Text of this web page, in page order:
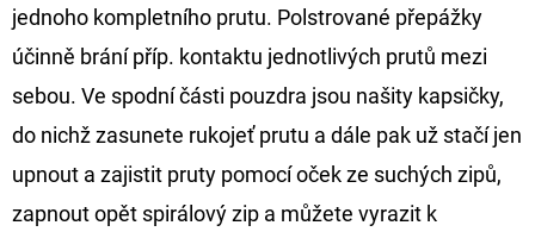
jednoho kompletního prutu. Polstrované přepážky
účinně brání příp. kontaktu jednotlivých prutů mezi
sebou. Ve spodní části pouzdra jsou našity kapsičky,
do nichž zasunete rukojeť prutu a dále pak už stačí jen
upnout a zajistit pruty pomocí oček ze suchých zipů,
zapnout opět spirálový zip a můžete vyrazit k
SUB
202
Kč
Původně:
225